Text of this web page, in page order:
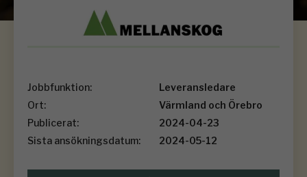
Jobbfunktion:
Leveransledare
Ort:
Värmland och Örebro
Publicerat:
2024-04-23
Sista ansökningsdatum:
2024-05-12